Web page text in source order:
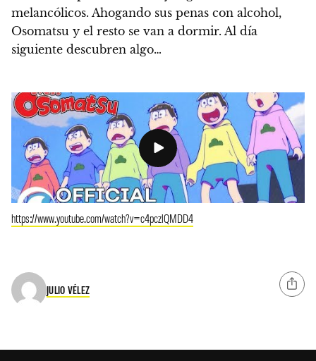
melancólicos. Ahogando sus penas con alcohol,
Osomatsu y el resto se van a dormir. Al día
siguiente descubren algo…
https://www.youtube.com/watch?v=c4pczlQMDD4
JULIO VÉLEZ